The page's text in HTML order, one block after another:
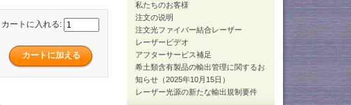
カートに入れる:
私たちのお客様
注文の说明
注文光ファイバー結合レーザー
レーザービデオ
アフターサービス補足
希土類含有製品の輸出管理に関するお
知らせ（2025年10月15日）
レーザー光源の新たな輸出規制要件